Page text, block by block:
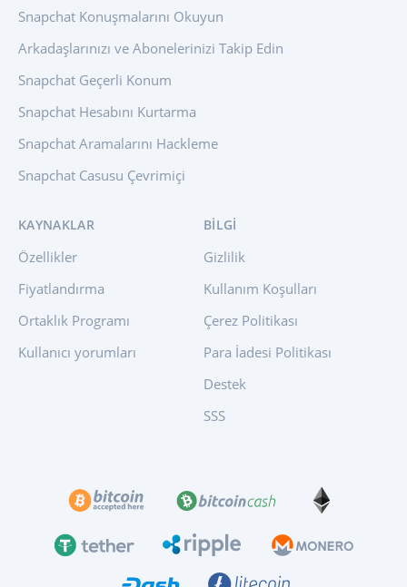
Snapchat Konuşmalarını Okuyun
Arkadaşlarınızı ve Abonelerinizi Takip Edin
Snapchat Geçerli Konum
Snapchat Hesabını Kurtarma
Snapchat Aramalarını Hackleme
Snapchat Casusu Çevrimiçi
KAYNAKLAR
Özellikler
Fiyatlandırma
Ortaklık Programı
Kullanıcı yorumları
BILGI
Gizlilik
Kullanım Koşulları
Çerez Politikası
Para İadesi Politikası
Destek
SSS